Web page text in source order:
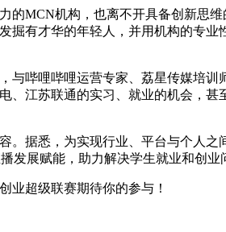
MCN机构，也离不开具备创新思
掘有才华的年轻人，并用机构的专
哔哩哔哩运营专家、荔星传媒培训
、江苏联通的实习、就业的机会，
据悉，为实现行业、平台与个人之
发展赋能，助力解决学生就业和创业
超级联赛期待你的参与！